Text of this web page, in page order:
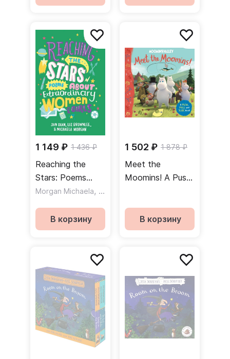
1 149 ₽ 1 436 ₽
Reaching the
Stars: Poems
about
Women and Girls
Morgan Michaela, Dean Jan
В корзину
1 502 ₽ 1 878 ₽
Meet the
Moomins! A Push,
В корзину